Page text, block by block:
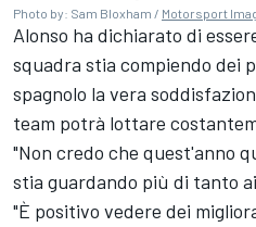
Photo by: Sam Bloxham / Motorsport
Alonso ha dichiarato di
squadra stia compiendo dei
spagnolo la vera
team potrà lottare
"Non credo che quest'anno
stia guardando più di tanto
"È positivo vedere dei